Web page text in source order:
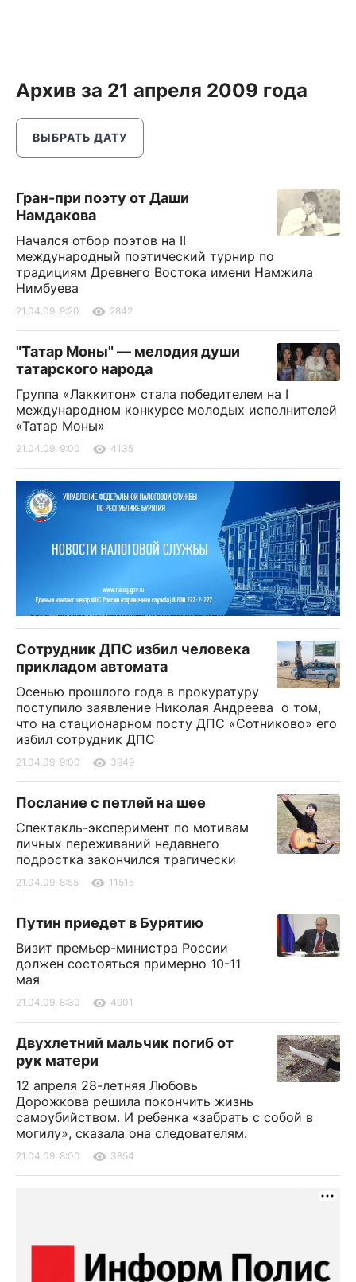
Архив за 21 апреля 2009 года
ВЫБРАТЬ ДАТУ
Гран-при поэту от Даши
Намдакова
Начался отбор поэтов на II
международный поэтический турнир по
традициям Древнего Востока имени Намжила
Нимбуева
21.04.09, 9:20 2842
"Татар Моны" — мелодия души
татарского народа
Группа «Лаккитон» стала победителем на I
международном конкурсе молодых исполнителей
«Татар Моны»
21.04.09, 9:00 4135
Сотрудник ДПС избил человека
прикладом автомата
Осенью прошлого года в прокуратуру
поступило заявление Николая Андреева о том,
что на стационарном посту ДПС «Сотниково» его
избил сотрудник ДПС
21.04.09, 9:00 3949
Послание с петлей на шее
Спектакль-эксперимент по мотивам
личных переживаний недавнего
подростка закончился трагически
21.04.09, 8:55 11515
Путин приедет в Бурятию
Визит премьер-министра России
должен состояться примерно 10-11
мая
21.04.09, 8:30 4901
Двухлетний мальчик погиб от
рук матери
12 апреля 28-летняя Любовь
Дорожкова решила покончить жизнь
самоубийством. И ребенка «забрать с собой в
могилу», сказала она следователям.
21.04.09, 8:00 3854